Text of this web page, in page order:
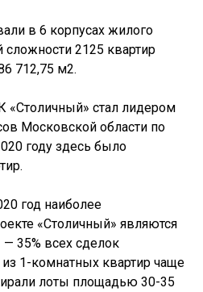
в 6 корпусах жилого
2125 квартир
712,75 м2.
«Столичный» стал лидером
Московской области по
году здесь было
год наиболее
«Столичный» являются
35% всех сделок
1-комнатных квартир чаще
лоты площадью 30-35